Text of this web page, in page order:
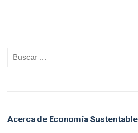
Acerca de Economía Sustentable